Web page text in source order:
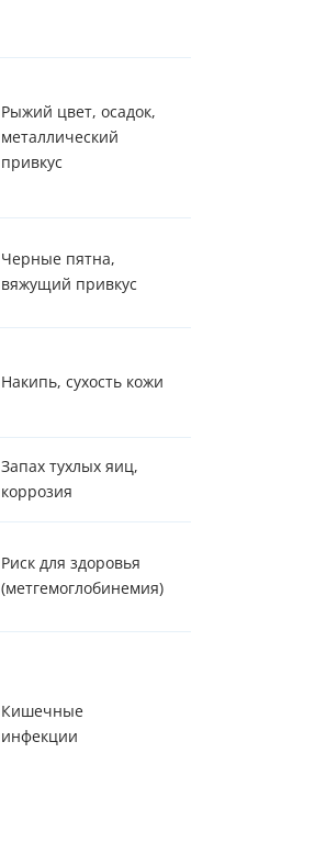
Рыжий цвет, осадок,
металлический
привкус
Черные пятна,
вяжущий привкус
Накипь, сухость кожи
Запах тухлых яиц,
коррозия
Риск для здоровья
(метгемоглобинемия)
Кишечные
инфекции